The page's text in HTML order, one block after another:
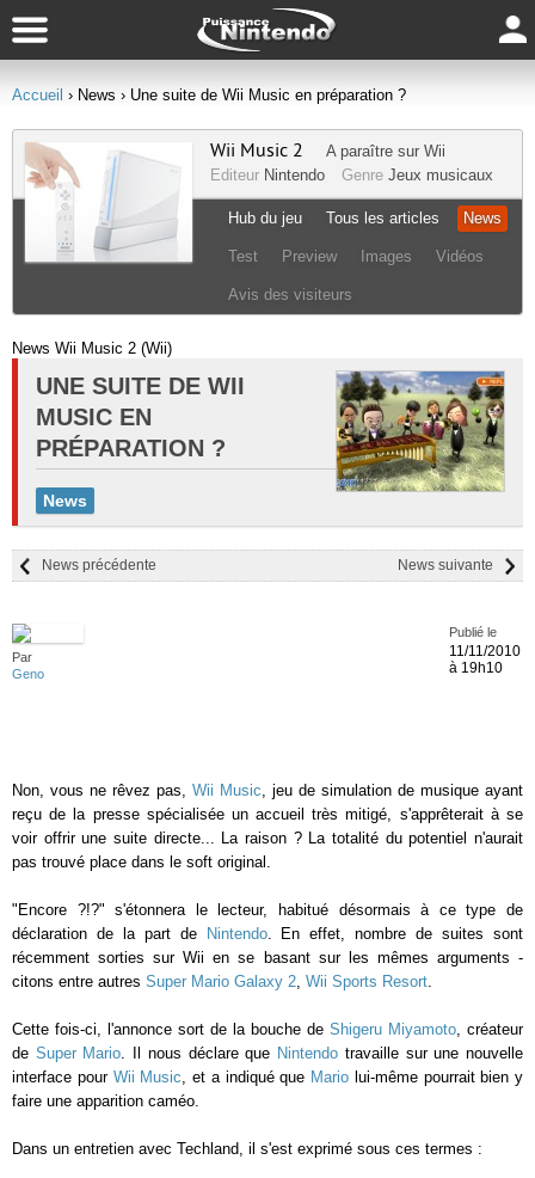
Accueil › News › Une suite de Wii Music en préparation ?
Wii Music 2 A paraître sur Wii
Editeur Nintendo Genre Jeux musicaux
Hub du jeu Tous les articles News
Test Preview Images Vidéos
Avis des visiteurs
News Wii Music 2 (Wii)
UNE SUITE DE WII
MUSIC EN
PRÉPARATION ?
News
News suivante
News précédente
Par
Geno
Publié le
11/11/2010
à 19h10
Non, vous ne rêvez pas, Wii Music, jeu de simulation de musique ayant
reçu de la presse spécialisée un accueil très mitigé, s'apprêterait à se
voir offrir une suite directe... La raison ? La totalité du potentiel n'aurait
pas trouvé place dans le soft original.
"Encore ?!?" s'étonnera le lecteur, habitué désormais à ce type de
déclaration de la part de
Nintendo. En effet, nombre de suites sont
récemment sorties sur Wii en se basant sur les mêmes arguments -
citons entre autres Super Mario Galaxy 2, Wii Sports Resort.
Cette fois-ci, l'annonce sort de la bouche de Shigeru Miyamoto, créateur
de Super Mario. Il nous déclare que Nintendo travaille sur une nouvelle
interface pour Wii Music, et a indiqué que Mario lui-même pourrait bien y
faire une apparition caméo.
Dans un entretien avec Techland, il s'est exprimé sous ces termes :